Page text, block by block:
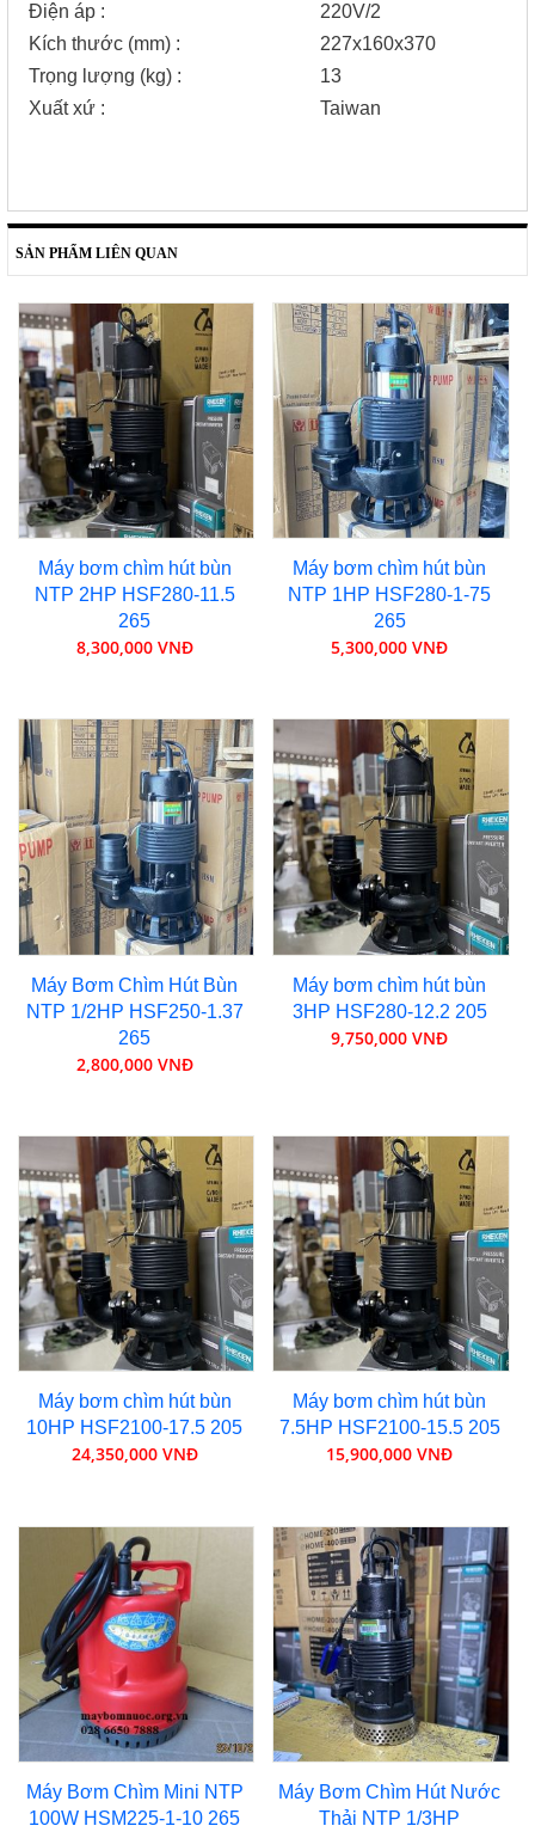
Điện áp : 220V/2
Kích thước (mm) :
227x160x370
Trọng lượng (kg) :
13
Xuất xứ :
Taiwan
SẢN PHẨM LIÊN QUAN
Máy bơm chìm hút bùn
NTP 2HP HSF280-11.5
265
8,300,000 VNĐ
Máy bơm chìm hút bùn
NTP 1HP HSF280-1-75
265
5,300,000 VNĐ
Máy Bơm Chìm Hút Bùn
NTP 1/2HP HSF250-1.37
265
2,800,000 VNĐ
Máy bơm chìm hút bùn
3HP HSF280-12.2 205
9,750,000 VNĐ
Máy bơm chìm hút bùn
10HP HSF2100-17.5 205
24,350,000 VNĐ
Máy bơm chìm hút bùn
7.5HP HSF2100-15.5 205
15,900,000 VNĐ
Máy Bơm Chìm Mini NTP
100W HSM225-1-10 265
Máy Bơm Chìm Hút Nước
Thải NTP 1/3HP